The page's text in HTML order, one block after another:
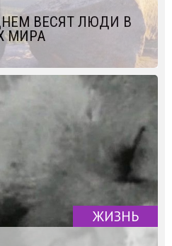
ВЕСЯТ ЛЮДИ В
МИРА
ЖИЗНЬ